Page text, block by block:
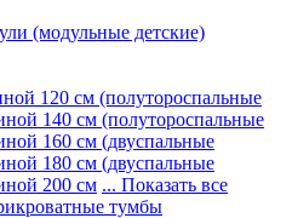
(модульные детские)
120 см (полутороспальные
140 см (полутороспальные
160 см (двуспальные
180 см (двуспальные
200 см ... Показать все
тумбы